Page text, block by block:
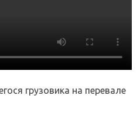
грузовика на перевале